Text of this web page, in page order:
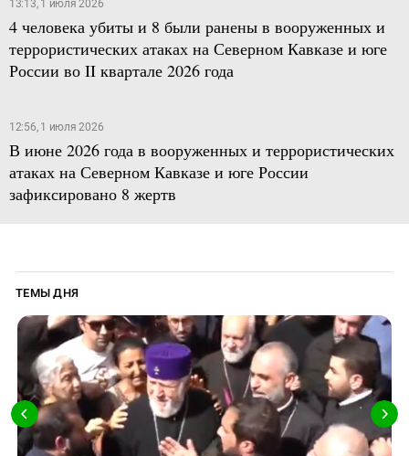
13:13, 1 июля 2026
4 человека убиты и 8 были ранены в вооруженных и
террористических атаках на Северном Кавказе и юге
России во II квартале 2026 года
12:56, 1 июля 2026
В июне 2026 года в вооруженных и террористических
атаках на Северном Кавказе и юге России
зафиксировано 8 жертв
ТЕМЫ ДНЯ